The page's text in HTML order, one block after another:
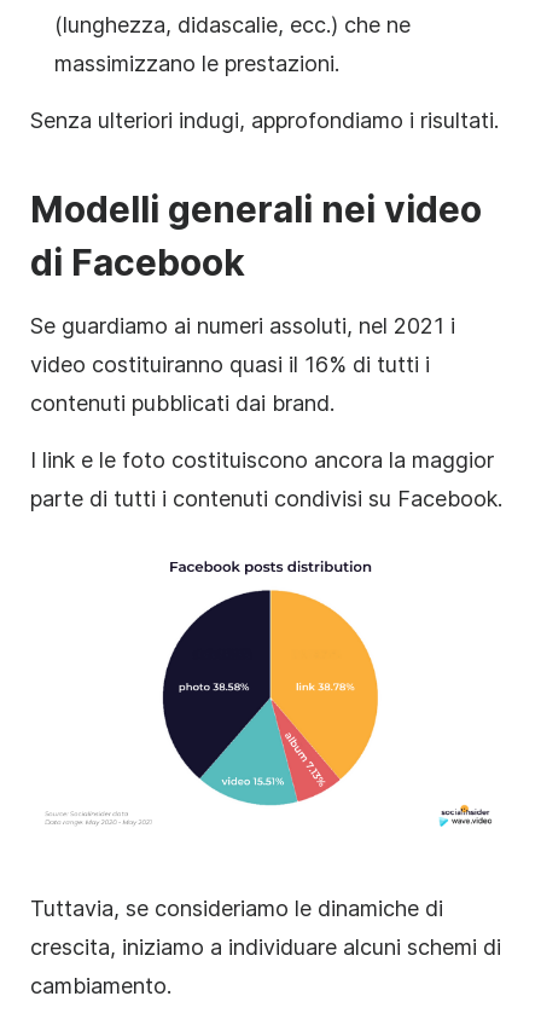
(lunghezza, didascalie, ecc.) che ne
massimizzano le prestazioni.
Senza ulteriori indugi, approfondiamo i risultati.
Modelli generali nei video
di Facebook
Se guardiamo ai numeri assoluti, nel 2021 i
video costituiranno quasi il 16% di tutti i
contenuti pubblicati dai brand.
I link e le foto costituiscono ancora la maggior
parte di tutti i contenuti condivisi su Facebook.
Tuttavia, se consideriamo le dinamiche di
crescita, iniziamo a individuare alcuni schemi di
cambiamento.